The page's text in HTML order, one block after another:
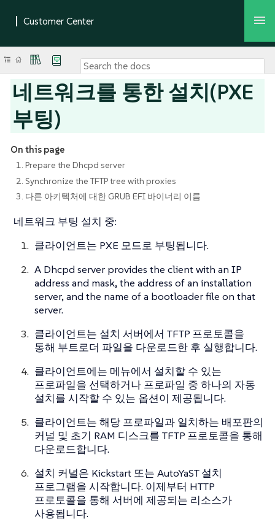
네트워크를 통한 설치(PXE
부팅)
On this page
1. Prepare the Dhcpd server
2. Synchronize the TFTP tree with proxies
3. 다른 아키텍처에 대한 GRUB EFI 바이너리 이름
네트워크 부팅 설치 중:
클라이언트는 PXE 모드로 부팅됩니다.
A Dhcpd server provides the client with an IP
address and mask, the address of an installation
server, and the name of a bootloader file on that
server.
클라이언트는 설치 서버에서 TFTP 프로토콜을
통해 부트로더 파일을 다운로드한 후 실행합니다.
클라이언트에는 메뉴에서 설치할 수 있는
프로파일을 선택하거나 프로파일 중 하나의 자동
설치를 시작할 수 있는 옵션이 제공됩니다.
클라이언트는 해당 프로파일과 일치하는 배포판의
커널 및 초기 RAM 디스크를 TFTP 프로토콜을 통해
다운로드합니다.
설치 커널은 Kickstart 또는 AutoYaST 설치
프로그램을 시작합니다. 이제부터 HTTP
프로토콜을 통해 서버에 제공되는 리소스가
사용됩니다.